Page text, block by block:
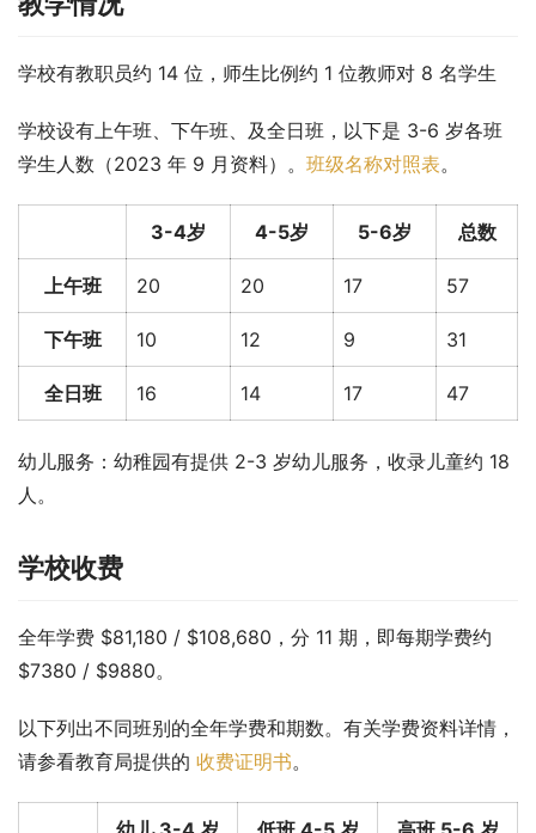
学校有教职员约 14 位，师生比例约 1 位教师对 8 名学生
学校设有上午班、下午班、及全日班，以下是 3-6 岁各班
学生人数（2023 年 9 月资料）。 班级名称对照表。
3-4岁 4-5岁 5-6岁 总数
上午班 20 20 17 57
下午班 10 12 9 31
全日班 16 14 17 47
幼儿服务：幼稚园有提供 2-3 岁幼儿服务，收录儿童约 18
人。
学校收费
全年学费 $81,180 / $108,680，分 11 期，即每期学费约
$7380 / $9880。
以下列出不同班别的全年学费和期数。有关学费资料详情，
请参看教育局提供的 收费证明书。